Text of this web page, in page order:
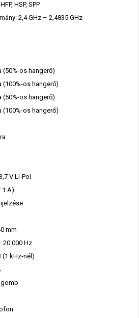
HSP, SPP
2,4 GHz – 2,4835 GHz
(50%-os hangerő)
(100%-os hangerő)
(50%-os hangerő)
(100%-os hangerő)
V Li-Pol
1 A)
mm
20 000 Hz
(1 kHz-nél)